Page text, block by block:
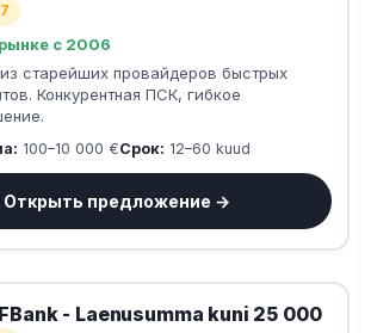
с 2006
старейших провайдеров быстрых
Конкурентная ПСК, гибкое
100–10 000 €Срок: 12–60 kuud
Открыть предложение →
- Laenusumma kuni 25 000